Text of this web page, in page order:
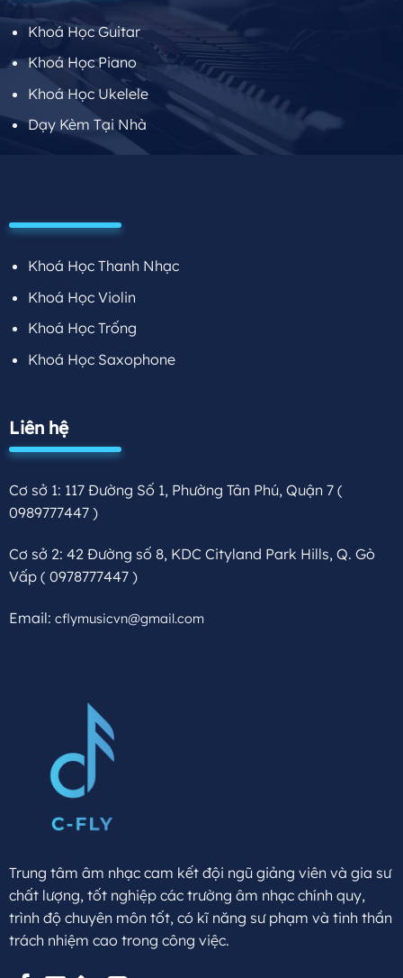
Khoá Học Guitar
Khoá Học Piano
Khoá Học Ukelele
Dạy Kèm Tại Nhà
Khoá Học Thanh Nhạc
Khoá Học Violin
Khoá Học Trống
Khoá Học Saxophone
Liên hệ
Cơ sở 1: 117 Đường Số 1, Phường Tân Phú, Quận 7 (
0989777447 )
Cơ sở 2: 42 Đường số 8, KDC Cityland Park Hills, Q. Gò
Vấp( 0978777447 )
Email: cflymusicvn@gmail.com
Trung tâm âm nhạc cam kết đội ngũ giảng viên và gia sư
chất lượng, tốt nghiệp các trường âm nhạc chính quy,
trình độ chuyên môn tốt, có kĩ năng sư phạm và tinh thần
trách nhiệm cao trong công việc.